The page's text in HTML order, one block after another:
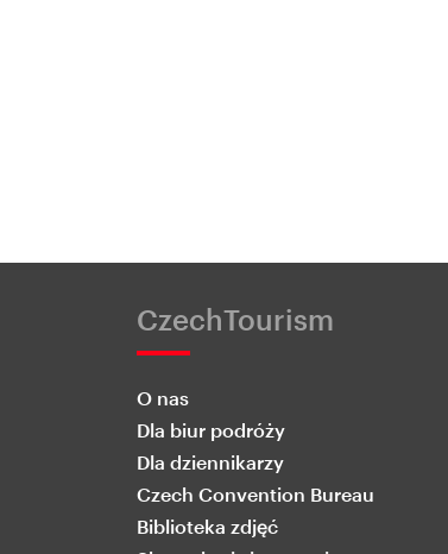
CzechTourism
O nas
Dla biur podróży
Dla dziennikarzy
Czech Convention Bureau
Biblioteka zdjęć